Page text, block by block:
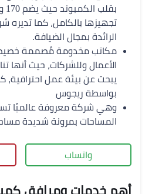
تجهيزها بالكامل، كما تديره
الرائدة بمجال الضيافة.
مكاتب مخدومة مُصممة
الأعمال وللشركات، حيث أنها
يبحث عن بيئة عمل احترافية،
بواسطة ريجوس
وهي شركة معروفة عالميًا
المساحات بمرونة شديدة
واتساب
أهم خدمات ومرافق